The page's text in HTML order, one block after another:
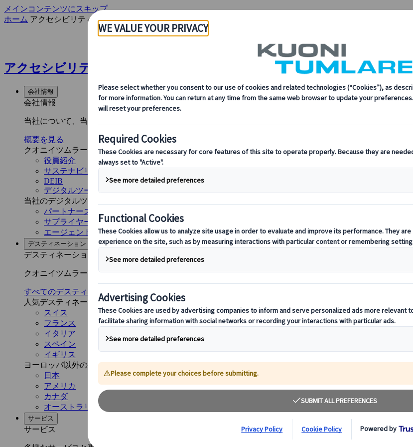
メインコンテンツにスキップ
ホーム アクセシビリティ声明
アクセシビリティ声明 | Kuoni Tumlare
会社情報
会社情報
当社について、当社の事業内容、旅行のサステイナビリティ、革新、最新のテクノロジーに対する当社の取
概要を見る
クオニイツムラーレとは
役員紹介
サステナビリティ
DEIB
デジタルツール
当社のデジタルツール
パートナーズモバイルアプリケーション
サプライヤーポータル
エージェント Web アプリケーション
デスティネーション
デスティネーション
クオニイツムラーレと共に、世界各地のネットワークを活用した旅へ。デスティネーションの専門家が、お
すべてのデスティネーションを見る
人気デスティネーション
スイス
フランス
イタリア
スペイン
イギリス
ヨーロッパ以外のデスティネーション
日本
アメリカ
カナダ
オーストラリア
サービス
サービス